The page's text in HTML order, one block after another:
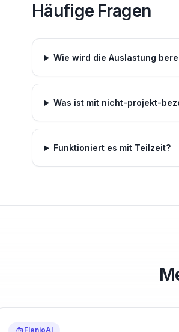
Häufige Fragen
Wie wird die Auslastung
Was ist mit nicht-projekt-
Funktioniert es mit Teilzeit?
FlenioAI